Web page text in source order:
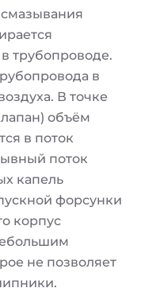
трубопроводе.
в
В точке
объём
в поток
поток
капель
форсунки
корпус
не позволяет